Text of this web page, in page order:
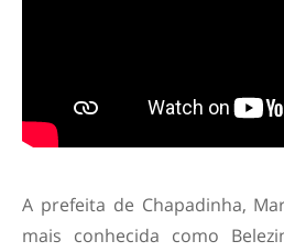
A prefeita de Chapadinha,
mais conhecida como